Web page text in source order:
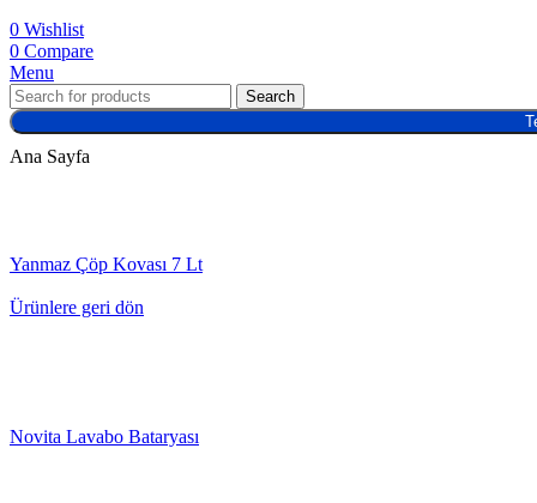
0 Wishlist
0 Compare
Menu
Search
Ana Sayfa
Yanmaz Çöp Kovası 7 Lt
Ürünlere geri dön
Novita Lavabo Bataryası